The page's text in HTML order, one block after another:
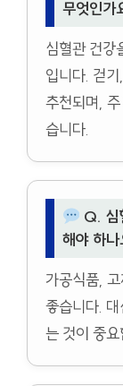
무엇인가
심혈관 건강
입니다. 걷
추천되며,
습니다.
Q. 심
해야 하
가공식품,
좋습니다.
는 것이 중요